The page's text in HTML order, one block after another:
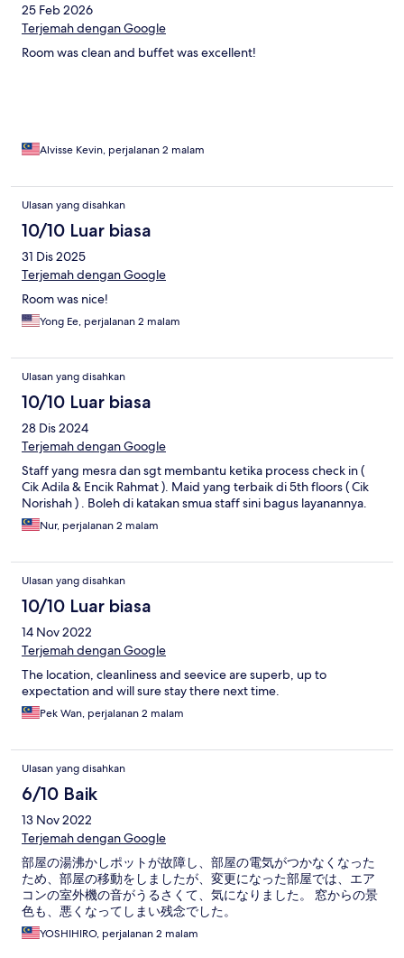
25 Feb 2026
Terjemah dengan Google
Room was clean and buffet was excellent!
Alvisse Kevin, perjalanan 2 malam
Ulasan yang disahkan
10/10 Luar biasa
31 Dis 2025
Terjemah dengan Google
Room was nice!
Yong Ee, perjalanan 2 malam
Ulasan yang disahkan
10/10 Luar biasa
28 Dis 2024
Terjemah dengan Google
Staff yang mesra dan sgt membantu ketika process check in (
Cik Adila & Encik Rahmat ). Maid yang terbaik di 5th floors ( Cik
Norishah ) . Boleh di katakan smua staff sini bagus layanannya.
Nur, perjalanan 2 malam
Ulasan yang disahkan
10/10 Luar biasa
14 Nov 2022
Terjemah dengan Google
The location, cleanliness and seevice are superb, up to
expectation and will sure stay there next time.
Pek Wan, perjalanan 2 malam
Ulasan yang disahkan
6/10 Baik
13 Nov 2022
Terjemah dengan Google
部屋の湯沸かしポットが故障し、部屋の電気がつかなくなった
ため、部屋の移動をしましたが、変更になった部屋では、エア
コンの室外機の音がうるさくて、気になりました。 窓からの景
色も、悪くなってしまい残念でした。
YOSHIHIRO, perjalanan 2 malam